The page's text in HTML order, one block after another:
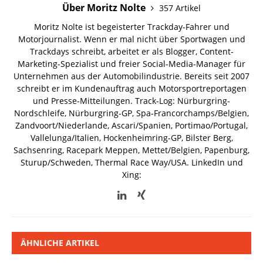
Über Moritz Nolte
357 Artikel
Moritz Nolte ist begeisterter Trackday-Fahrer und
Motorjournalist. Wenn er mal nicht über Sportwagen und
Trackdays schreibt, arbeitet er als Blogger, Content-
Marketing-Spezialist und freier Social-Media-Manager für
Unternehmen aus der Automobilindustrie. Bereits seit 2007
schreibt er im Kundenauftrag auch Motorsportreportagen
und Presse-Mitteilungen. Track-Log: Nürburgring-
Nordschleife, Nürburgring-GP, Spa-Francorchamps/Belgien,
Zandvoort/Niederlande, Ascari/Spanien, Portimao/Portugal,
Vallelunga/Italien, Hockenheimring-GP, Bilster Berg,
Sachsenring, Racepark Meppen, Mettet/Belgien, Papenburg,
Sturup/Schweden, Thermal Race Way/USA. LinkedIn und
Xing:
ÄHNLICHE ARTIKEL